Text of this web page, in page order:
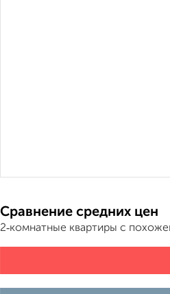
Сравнение средних цен
2‑комнатные квартиры с